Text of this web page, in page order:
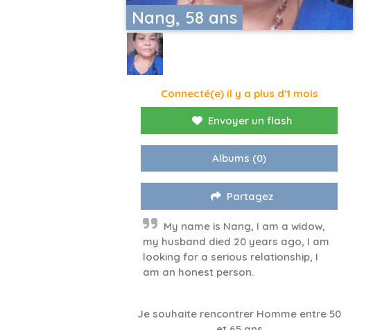
Nang, 58 ans
Connecté(e) il y a plus d'1 mois
Envoyer un flash
Albums (0)
Partagez
My name is Nang, I am a widow,
my husband died 20 years ago, I am
looking for a serious relationship, I
am an honest person.
Je souhaite rencontrer Homme entre 50